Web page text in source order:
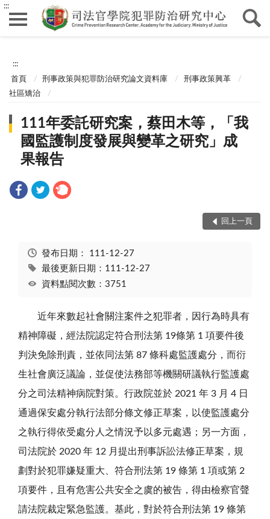
:::
:::
首頁 刑事政策與犯罪防治研究論文資料庫
刑事政策興革
社區矯治
111年委託研究案，蔡田木等，「我
國監護制度發展與變革之研究」成
果報告
回上一頁
發布日期： 111-12-27
最後更新日期：111-12-27
資料點閱次數：3751
近年來數起社會關注案件之犯罪者，因行為時具有
精神障礙，經法院認定符合刑法第 19條第 1 項要件後
判決免除刑責，並依同法第 87 條科處監護處分，而衍
生社會廣泛議論，並促使法務部等機關研議執行監護處
分之司法精神病院對策。行政院並於 2021 年 3 月 4 日
通過保安處分執行法部分條文修正草案，以使監護處分
之執行得依受處分人之情況予以多元處遇；另一方面，
司法院於 2020 年 12 月提出刑事訴訟法修正草案，規
劃對於犯罪嫌疑重大、符合刑法第 19 條第 1 項或第 2
項要件，且有危害公共安全之虞的被告，得由檢察官聲
請法院裁定緊急監護。基此，對於符合刑法第 19 條第